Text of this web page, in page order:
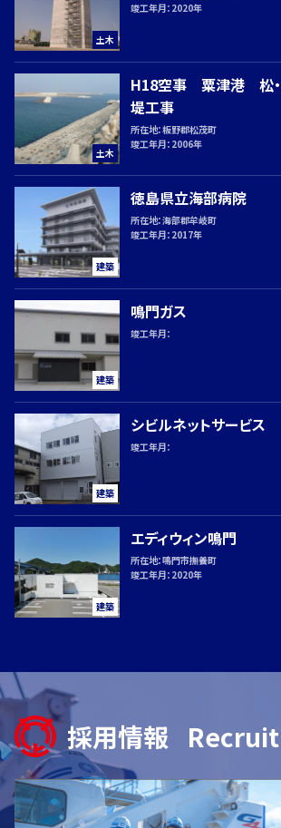
わ
せ
088-
686-
5145
Web
から
のお
問い
合わ
せ
土木
竣工年月： 2020年
土木
H18空事 粟津港 松
堤工事
所在地：板野郡松茂町
竣工年月： 2006年
建築
徳島県立海部病院
所在地：海部郡牟岐町
竣工年月： 2017年
建築
鳴門ガス
竣工年月：
建築
シビルネットサービス
竣工年月：
建築
エディウィン鳴門
所在地：鳴門市撫養町
竣工年月： 2020年
採用情報 Recruit